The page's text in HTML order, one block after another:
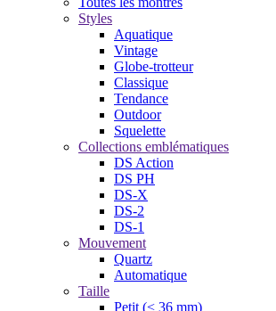
Styles
Aquatique
Vintage
Globe-trotteur
Classique
Tendance
Outdoor
Squelette
Collections emblématiques
DS Action
DS PH
DS-X
DS-2
DS-1
Mouvement
Quartz
Automatique
Taille
Petit (< 36 mm)